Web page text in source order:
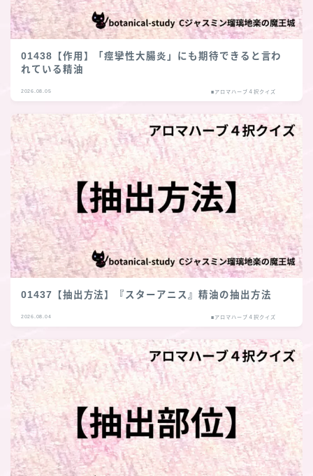
01438【作用】「痙攣性大腸炎」にも期待できると言わ
れている精油
2026.08.05 ■アロマハーブ４択クイズ
01437【抽出方法】『スターアニス』精油の抽出方法
2026.08.04 ■アロマハーブ４択クイズ